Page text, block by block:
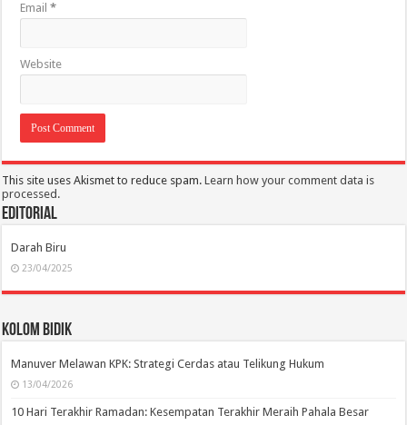
Email*
Website
This site uses Akismet to reduce spam.Learn how your comment data is
processed.
Editorial
Darah Biru
23/04/2025
Kolom Bidik
Manuver Melawan KPK: Strategi Cerdas atau Telikung Hukum
13/04/2026
10 Hari Terakhir Ramadan: Kesempatan Terakhir Meraih Pahala Besar